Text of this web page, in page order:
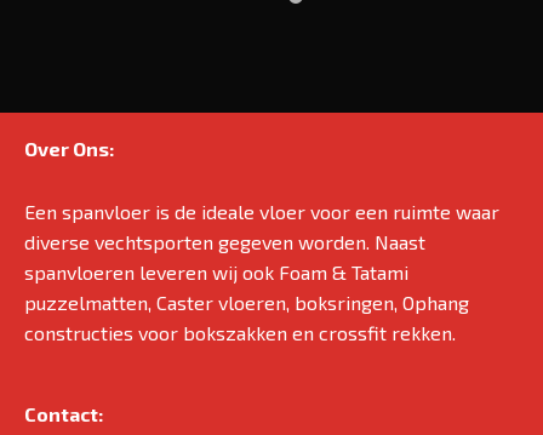
Over Ons:
Een spanvloer is de ideale vloer voor een ruimte waar
diverse vechtsporten gegeven worden. Naast
spanvloeren leveren wij ook Foam & Tatami
puzzelmatten, Caster vloeren, boksringen, Ophang
constructies voor bokszakken en crossfit rekken.
Contact: